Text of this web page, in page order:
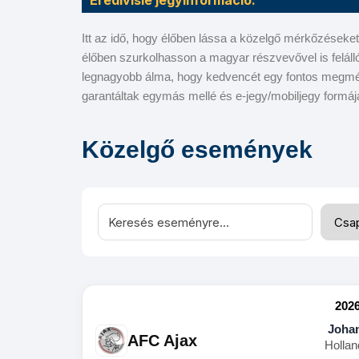
La Liga
Bundesliga
Eredivisie
Skót Bajnokság
US
Itt az idő, hogy élőben lássa a közelgő
élőben szurkolhasson a magyar részvevővel is
legnagyobb álma, hogy kedvencét egy fontos
garantáltak egymás mellé és e-jegy/mobiljegy
Közelgő események
AFC Ajax